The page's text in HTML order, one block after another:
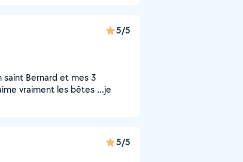
5/5
Bernard et mes 3
vraiment les bêtes ...je
5/5